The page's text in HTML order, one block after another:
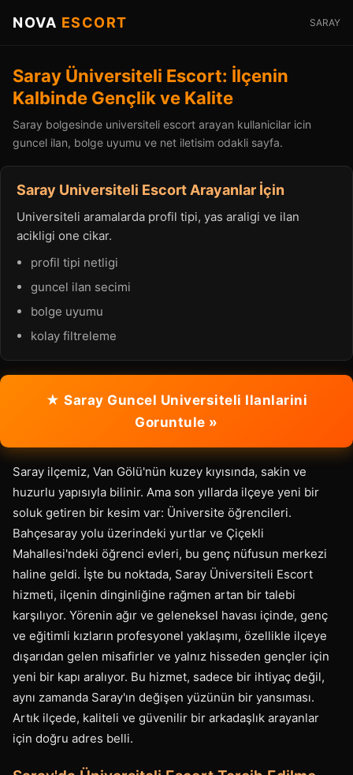
NOVA ESCORT SARAY
Saray Üniversiteli Escort: İlçenin
Kalbinde Gençlik ve Kalite
Saray bolgesinde universiteli escort arayan kullanicilar icin
guncel ilan, bolge uyumu ve net iletisim odakli sayfa.
Saray Universiteli Escort Arayanlar İçin
Universiteli aramalarda profil tipi, yas araligi ve ilan
acikligi one cikar.
profil tipi netligi
guncel ilan secimi
bolge uyumu
kolay filtreleme
★ Saray Guncel Universiteli Ilanlarini
Goruntule »
Saray ilçemiz, Van Gölü'nün kuzey kıyısında, sakin ve
huzurlu yapısıyla bilinir. Ama son yıllarda ilçeye yeni bir
soluk getiren bir kesim var: Üniversite öğrencileri.
Bahçesaray yolu üzerindeki yurtlar ve Çiçekli
Mahallesi'ndeki öğrenci evleri, bu genç nüfusun merkezi
haline geldi. İşte bu noktada, Saray Üniversiteli Escort
hizmeti, ilçenin dinginliğine rağmen artan bir talebi
karşılıyor. Yörenin ağır ve geleneksel havası içinde, genç
ve eğitimli kızların profesyonel yaklaşımı, özellikle ilçeye
dışarıdan gelen misafirler ve yalnız hisseden gençler için
yeni bir kapı aralıyor. Bu hizmet, sadece bir ihtiyaç değil,
aynı zamanda Saray'ın değişen yüzünün bir yansıması.
Artık ilçede, kaliteli ve güvenilir bir arkadaşlık arayanlar
için doğru adres belli.